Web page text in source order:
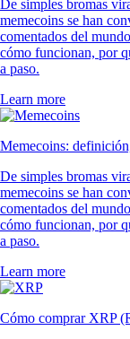
De simples bromas
memecoins se han
comentados del
cómo funcionan, por
a paso.
Learn more
Memecoins:
De simples bromas
memecoins se han
comentados del
cómo funcionan, por
a paso.
Learn more
Cómo comprar XRP